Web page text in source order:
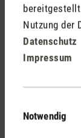
Nutzung der
Datenschutz
Impressum
Notwendig
Tel.+49 211
E-Mail: